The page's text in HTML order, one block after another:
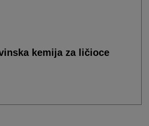
kemija za ličioce